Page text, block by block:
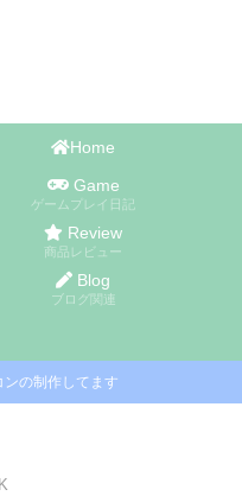
Home
Game
ゲームプレイ日記
Review
商品レビュー
Blog
ブログ関連
ンの制作してます